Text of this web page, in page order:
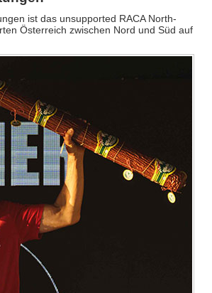
ist das unsupported RACA North-
Österreich zwischen Nord und Süd auf